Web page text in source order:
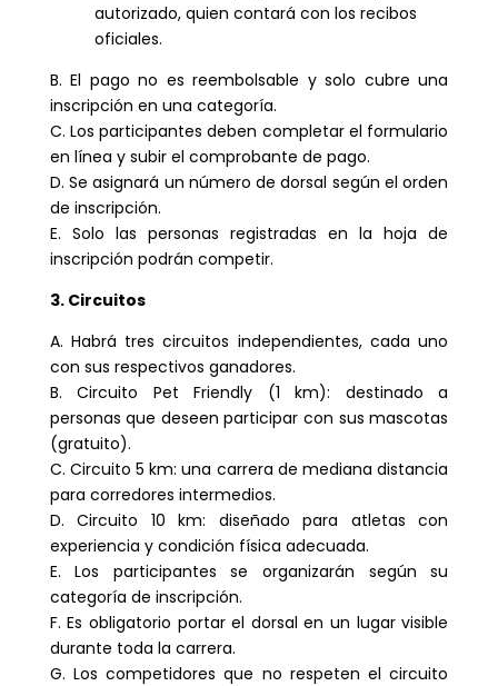
autorizado, quien contará con los recibos
oficiales.
B. El pago no es reembolsable y solo cubre una
inscripción en una categoría.
C. Los participantes deben completar el formulario
en línea y subir el comprobante de pago.
D. Se asignará un número de dorsal según el orden
de inscripción.
E. Solo las personas registradas en la hoja de
inscripción podrán competir.
3. Circuitos
A. Habrá tres circuitos independientes, cada uno
con sus respectivos ganadores.
B. Circuito Pet Friendly (1 km): destinado a
personas que deseen participar con sus mascotas
(gratuito).
C. Circuito 5 km: una carrera de mediana distancia
para corredores intermedios.
D. Circuito 10 km: diseñado para atletas con
experiencia y condición física adecuada.
E. Los participantes se organizarán según su
categoría de inscripción.
F. Es obligatorio portar el dorsal en un lugar visible
durante toda la carrera.
G. Los competidores que no respeten el circuito